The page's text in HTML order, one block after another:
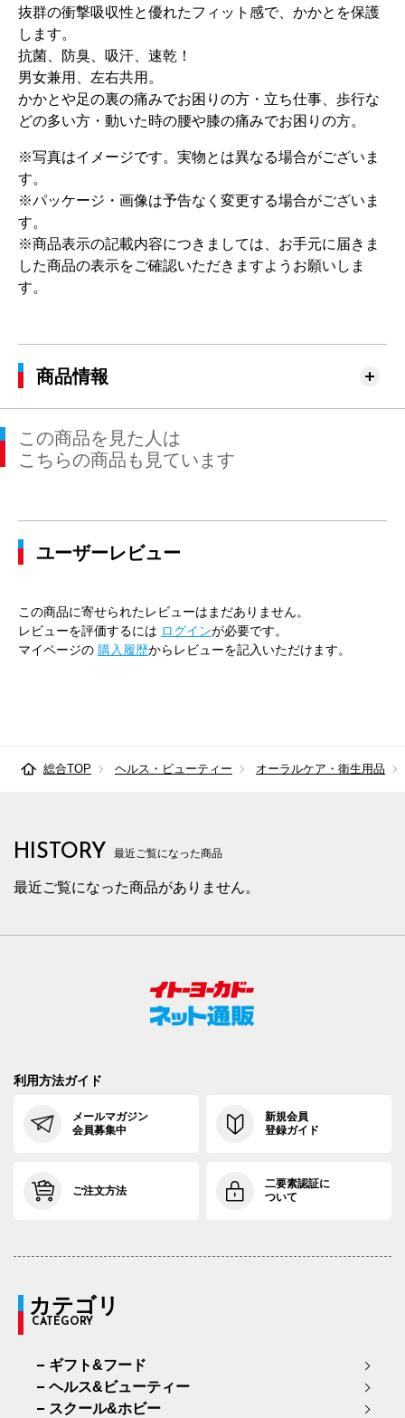
抜群の衝撃吸収性と優れたフィット感で、かかとを保護
します。
抗菌、防臭、吸汗、速乾！
男女兼用、左右共用。
かかとや足の裏の痛みでお困りの方・立ち仕事、歩行な
どの多い方・動いた時の腰や膝の痛みでお困りの方。
※写真はイメージです。実物とは異なる場合がございま
す。
※パッケージ・画像は予告なく変更する場合がございま
す。
※商品表示の記載内容につきましては、お手元に届きま
した商品の表示をご確認いただきますようお願いしま
す。
商品情報
この商品を見た人は
こちらの商品も見ています
ユーザーレビュー
この商品に寄せられたレビューはまだありません。
レビューを評価するには ログインが必要です。
マイページの 購入履歴からレビューを記入いただけます。
総合TOP ヘルス・ビューティー オーラルケア・衛生用品
HISTORY 最近ご覧になった商品
最近ご覧になった商品がありません。
利用方法ガイド
メールマガジン
会員募集中
新規会員
登録ガイド
ご注文方法
二要素認証に
ついて
カテゴリ
CATEGORY
ギフト&フード
ヘルス&ビューティー
スクール&ホビー